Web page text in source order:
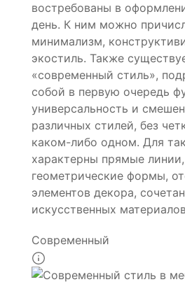
востребованы в
день. К ним можно
минимализм,
экостиль. Также
«современный стиль»,
собой в первую очередь
универсальность и
различных стилей, без
каком-либо одном. Для
характерны прямые
геометрические формы,
элементов декора,
искусственных
Современный